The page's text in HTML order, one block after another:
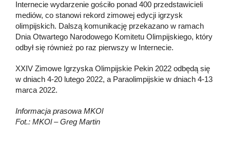
Internecie wydarzenie gościło ponad 400 przedstawicieli
mediów, co stanowi rekord zimowej edycji igrzysk
olimpijskich. Dalszą komunikację przekazano w ramach
Dnia Otwartego Narodowego Komitetu Olimpijskiego, który
odbył się również po raz pierwszy w Internecie.
XXIV Zimowe Igrzyska Olimpijskie Pekin 2022 odbędą się
w dniach 4-20 lutego 2022, a Paraolimpijskie w dniach 4-13
marca 2022.
Informacja prasowa MKOl
Fot.: MKOl – Greg Martin